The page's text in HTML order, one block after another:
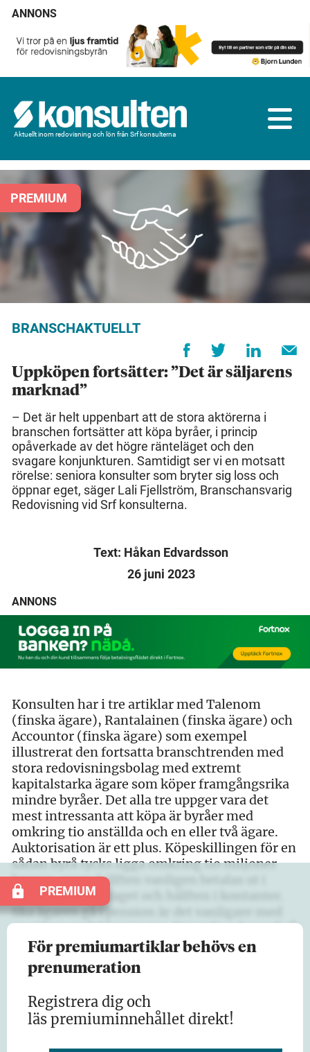
ANNONS
Aktuellt inom redovisning och lön från Srf konsulterna
PREMIUM
BRANSCHAKTUELLT
Uppköpen fortsätter: ”Det är säljarens
marknad”
– Det är helt uppenbart att de stora aktörerna i
branschen fortsätter att köpa byråer, i princip
opåverkade av det högre ränteläget och den
svagare konjunkturen. Samtidigt ser vi en motsatt
rörelse: seniora konsulter som bryter sig loss och
öppnar eget, säger Lali Fjellström, Branschansvarig
Redovisning vid Srf konsulterna.
Text: Håkan Edvardsson
26 juni 2023
ANNONS
Konsulten har i tre artiklar med Talenom
(finska ägare), Rantalainen (finska ägare) och
Accountor (finska ägare) som exempel
illustrerat den fortsatta branschtrenden med
stora redovisningsbolag med extremt
kapitalstarka ägare som köper framgångsrika
mindre byråer. Det alla tre uppger vara det
mest intressanta att köpa är byråer med
omkring tio anställda och en eller två ägare.
Auktorisation är ett plus. Köpeskillingen för en
sådan byrå tycks ligga omkring tio miljoner
kronor, varav hälften vanligen betalas ut i
aktier i köparbolaget och hälften i kontanter.
Ska ägaren gå i pension är det vanligare med
en större andel kontanter. Konsulten har också
intervjuat…
PREMIUM
För premiumartiklar behövs en
prenumeration
Registrera dig och
läs premiuminnehållet direkt!